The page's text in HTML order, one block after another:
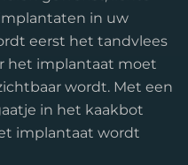
in uw
eerst het tandvlees
het implantaat moet
wordt. Met een
in het kaakbot
implantaat wordt